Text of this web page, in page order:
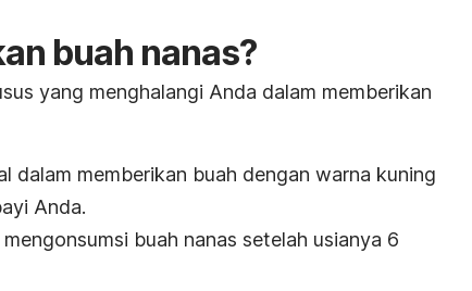
buah nanas?
yang menghalangi Anda dalam memberikan
dalam memberikan buah dengan warna kuning
Anda.
buah nanas setelah usianya 6